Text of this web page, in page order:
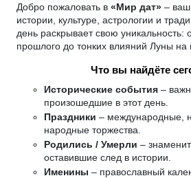
Добро пожаловать в «Мир дат» –
истории, культуре, астрологии и
день раскрывает свою уникальность:
прошлого до тонких влияний Луны на
Что вы найдёте
Исторические события –
произошедшие в этот день.
Праздники – международные,
народные торжества.
Родились / Умерли –
оставившие след в истории.
Именины – православный